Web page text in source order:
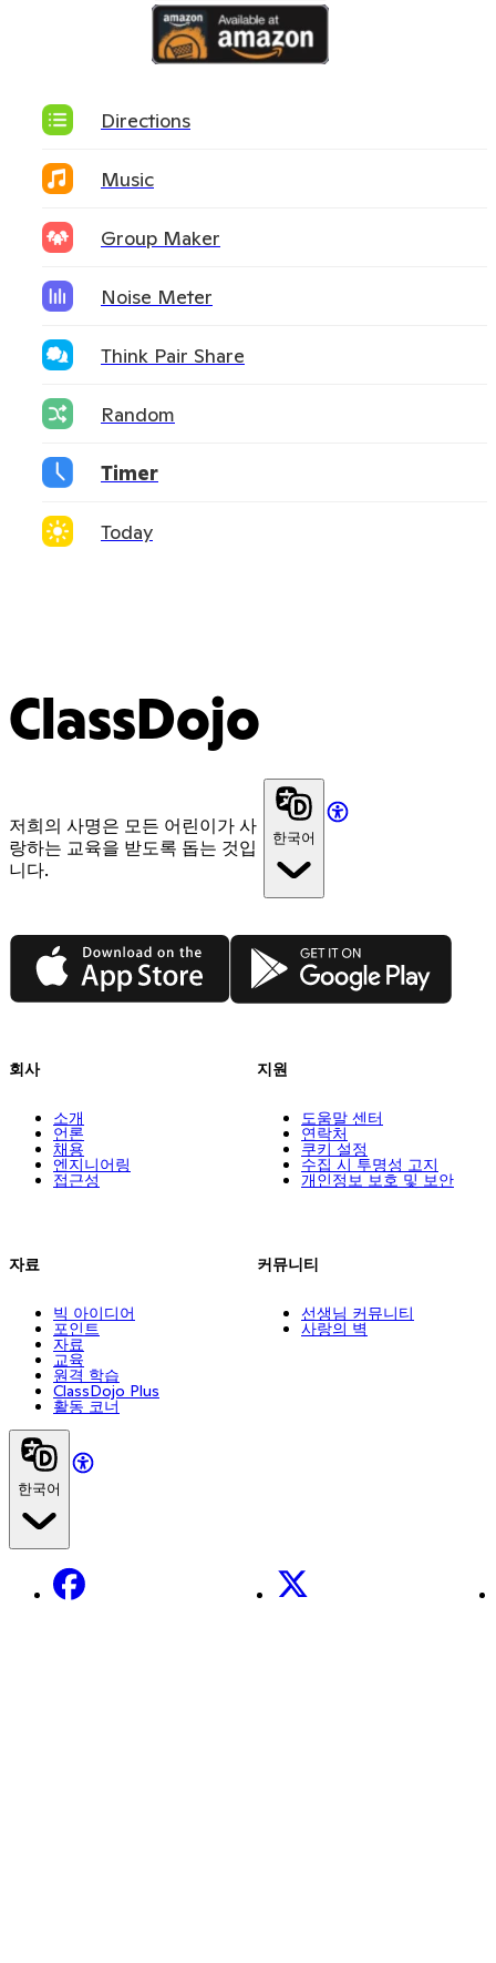
Directions
Music
Group Maker
Noise Meter
Think Pair Share
Random
Timer
Today
ClassDojo
저희의 사명은 모든 어린이가 사
랑하는 교육을 받도록 돕는 것입
니다.
한국어
App Store Google Play
회사
소개
언론
채용
엔지니어링
접근성
자료
빅 아이디어
포인트
자료
교육
원격 학습
ClassDojo Plus
활동 코너
지원
도움말 센터
연락처
쿠키 설정
수집 시 투명성 고지
개인정보 보호 및 보안
커뮤니티
선생님 커뮤니티
사랑의 벽
한국어
Facebook X